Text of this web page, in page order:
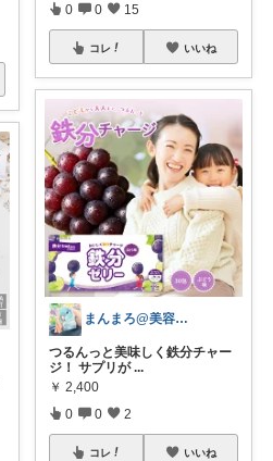
0 0 15
コレ いいね
まんまろ@美容と健康をサポート
つるんっと美味しく鉄分チャー
ジ！ サプリが ...
￥ 2,400
0 0 2
コレ いいね